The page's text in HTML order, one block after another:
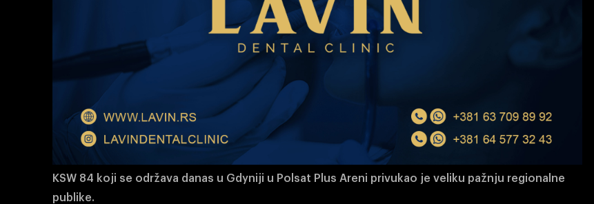
KSW 84 koji se održava danas u Gdyniji u Polsat Plus Areni privukao je veliku pažnju regionalne
publike.